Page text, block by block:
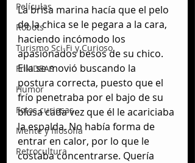
Películas
Robots
Turismo Sci-Fi y Curioso
FrikIDEAS
Humor
Fotos curiosas
Mente y filosofía
Retrocultura
La brisa marina hacía que el pelo
de la chica se le pegara a la cara,
haciendo incómodo los
apasionados besos de su chico.
Ella se movió buscando la
postura correcta, puesto que el
frío penetraba por el bajo de su
blusa cada vez que él le acariciaba
la espalda. No había forma de
entrar en calor, por lo que le
costaba concentrarse. Quería